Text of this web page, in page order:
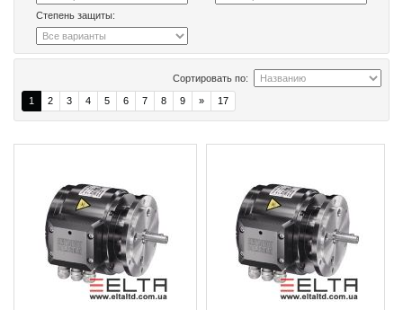
Степень защиты:
Сортировать по:
1 2 3 4 5 6 7 8 9 » 17